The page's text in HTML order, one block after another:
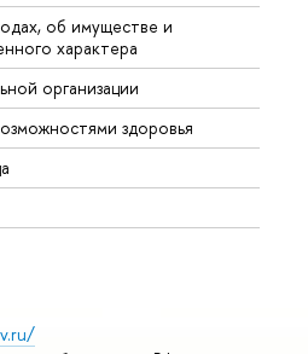
об имуществе и
характера
организации
здоровья